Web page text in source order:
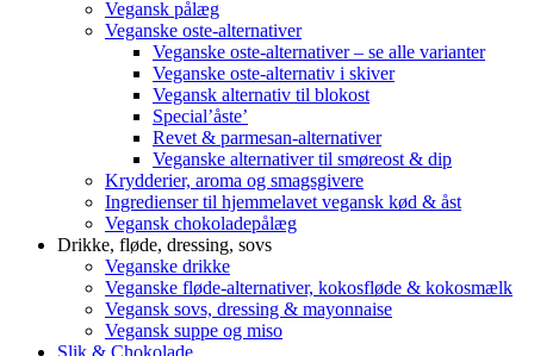
Vegansk pålæg
Veganske oste-alternativer
Veganske oste-alternativer – se alle varianter
Veganske oste-alternativ i skiver
Vegansk alternativ til blokost
Special’åste’
Revet & parmesan-alternativer
Veganske alternativer til smøreost & dip
Krydderier, aroma og smagsgivere
Ingredienser til hjemmelavet vegansk kød & åst
Vegansk chokoladepålæg
Drikke, fløde, dressing, sovs
Veganske drikke
Veganske fløde-alternativer, kokosfløde & kokosmælk
Vegansk sovs, dressing & mayonnaise
Vegansk suppe og miso